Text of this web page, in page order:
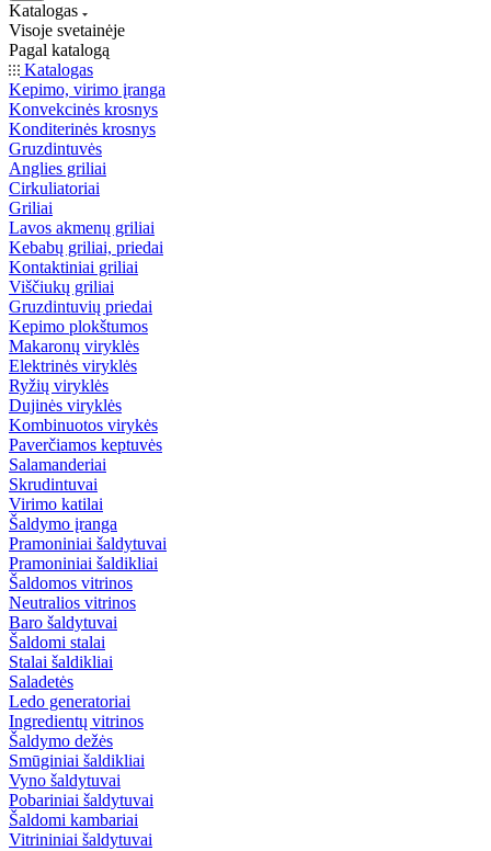
Katalogas
Visoje svetainėje
Pagal katalogą
Katalogas
Kepimo, virimo įranga
Konvekcinės krosnys
Konditerinės krosnys
Gruzdintuvės
Anglies griliai
Cirkuliatoriai
Griliai
Lavos akmenų griliai
Kebabų griliai, priedai
Kontaktiniai griliai
Viščiukų griliai
Gruzdintuvių priedai
Kepimo plokštumos
Makaronų viryklės
Elektrinės viryklės
Ryžių viryklės
Dujinės viryklės
Kombinuotos virykės
Paverčiamos keptuvės
Salamanderiai
Skrudintuvai
Virimo katilai
Šaldymo įranga
Pramoniniai šaldytuvai
Pramoniniai šaldikliai
Šaldomos vitrinos
Neutralios vitrinos
Baro šaldytuvai
Šaldomi stalai
Stalai šaldikliai
Saladetės
Ledo generatoriai
Ingredientų vitrinos
Šaldymo dežės
Smūginiai šaldikliai
Vyno šaldytuvai
Pobariniai šaldytuvai
Šaldomi kambariai
Vitrininiai šaldytuvai